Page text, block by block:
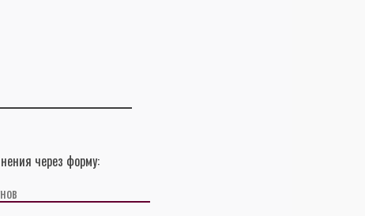
через форму: